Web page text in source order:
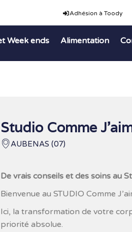
Adhésion à Toody
Week ends Alimentation
Studio Comme
AUBENAS (07)
De vrais conseils et des soins au
Bienvenue au STUDIO Comme
Ici, la transformation de votre
priorité absolue.